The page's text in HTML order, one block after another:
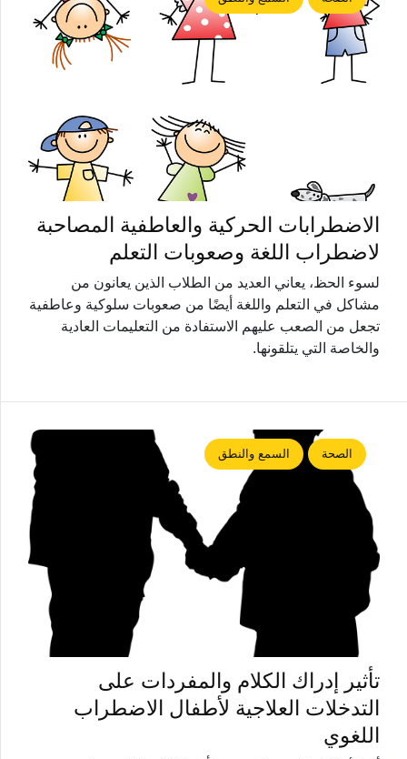
الاضطرابات الحركية والعاطفية المصاحبة
لاضطراب اللغة وصعوبات التعلم
لسوء الحظ، يعاني العديد من الطلاب الذين يعانون من
مشاكل في التعلم واللغة أيضًا من صعوبات سلوكية وعاطفية
تجعل من الصعب عليهم الاستفادة من التعليمات العادية
والخاصة التي يتلقونها.
الصحة السمع والنطق
تأثير إدراك الكلام والمفردات على
التدخلات العلاجية لأطفال الاضطراب
اللغوي